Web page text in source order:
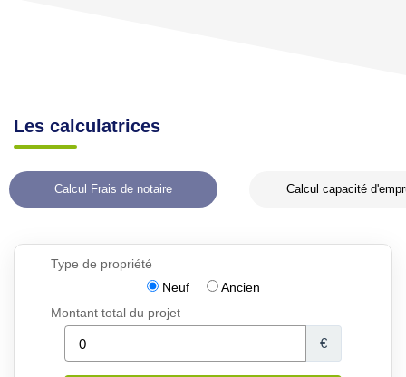
Les calculatrices
Calcul Frais de notaire Calcul capacité